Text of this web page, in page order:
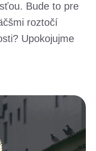
Bude to pre
roztočí
Upokojujme